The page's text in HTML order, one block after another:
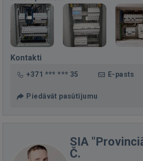
Kontakti
+371 *** *** 35 E-pasts
Piedāvāt pasūtījumu
SIA
Č.